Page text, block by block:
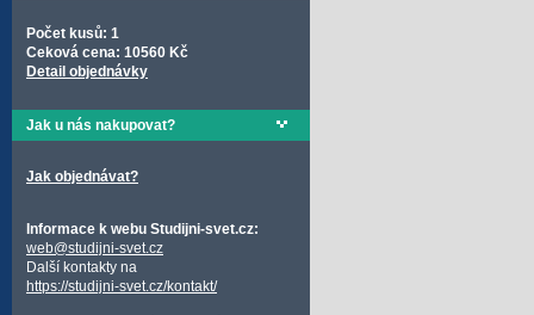
Počet kusů: 1
Ceková cena: 10560 Kč
Detail objednávky
Jak u nás nakupovat?
Jak objednávat?
Informace k webu Studijni-svet.cz:
web@studijni-svet.cz
Další kontakty na
https://studijni-svet.cz/kontakt/